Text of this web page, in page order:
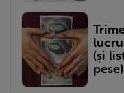
(și
pese)